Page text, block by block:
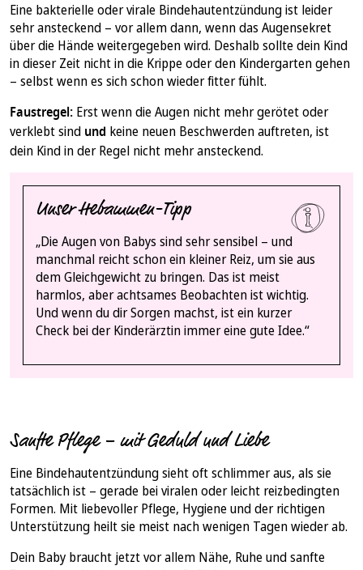
Eine bakterielle oder virale Bindehautentzündung ist leider
sehr ansteckend – vor allem dann, wenn das Augensekret
über die Hände weitergegeben wird. Deshalb sollte dein Kind
in dieser Zeit nicht in die Krippe oder den Kindergarten gehen
– selbst wenn es sich schon wieder fitter fühlt.
Faustregel: Erst wenn die Augen nicht mehr gerötet oder
verklebt sind und keine neuen Beschwerden auftreten, ist
dein Kind in der Regel nicht mehr ansteckend.
Unser Hebammen-Tipp
„Die Augen von Babys sind sehr sensibel – und
manchmal reicht schon ein kleiner Reiz, um sie aus
dem Gleichgewicht zu bringen. Das ist meist
harmlos, aber achtsames Beobachten ist wichtig.
Und wenn du dir Sorgen machst, ist ein kurzer
Check bei der Kinderärztin immer eine gute Idee.“
Sanfte Pflege – mit Geduld und Liebe
Eine Bindehautentzündung sieht oft schlimmer aus, als sie
tatsächlich ist – gerade bei viralen oder leicht reizbedingten
Formen. Mit liebevoller Pflege, Hygiene und der richtigen
Unterstützung heilt sie meist nach wenigen Tagen wieder ab.
Dein Baby braucht jetzt vor allem Nähe, Ruhe und sanfte